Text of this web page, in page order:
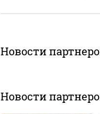
Новости
Новости